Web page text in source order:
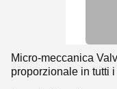
Micro-meccanica
proporzionale in tutti